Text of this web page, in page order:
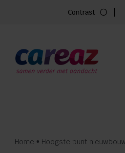
Contrast
Home • Hoogste punt
Zorg
Over Careaz